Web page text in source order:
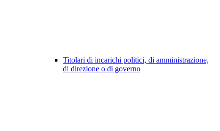
Titolari di incarichi politici, di amministrazione,
di direzione o di governo